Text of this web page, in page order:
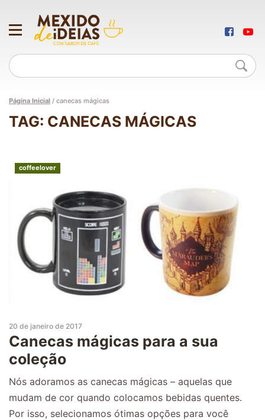
Página Inicial / canecas mágicas
TAG: CANECAS MÁGICAS
coffeelover
20 de janeiro de 2017
Canecas mágicas para a sua
coleção
Nós adoramos as canecas mágicas – aquelas que
mudam de cor quando colocamos bebidas quentes.
Por isso, selecionamos ótimas opções para você